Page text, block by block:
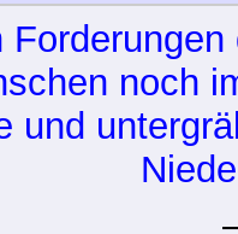
noch
und